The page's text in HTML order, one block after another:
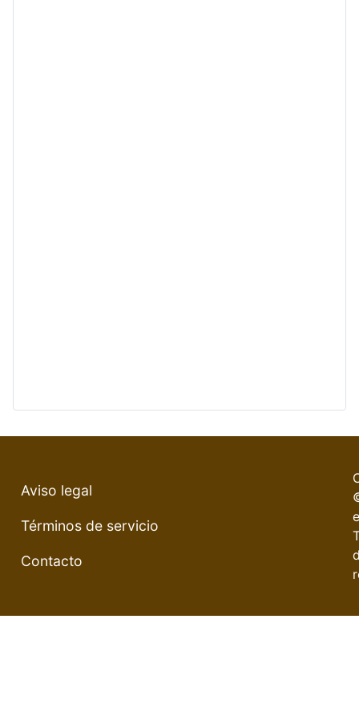
Aviso legal
Términos de servicio
Contacto